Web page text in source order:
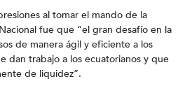
al tomar el mando de la
fue que “el gran desafío en la
de manera ágil y eficiente a los
dan trabajo a los ecuatorianos y que
de liquidez”.